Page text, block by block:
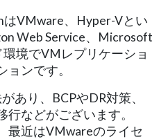
VMware、Hyper-Vとい
Web Service、Microsoft
境でVMレプリケーショ
ョンです。
あり、BCPやDR対策、
などがございます。
最近はVMwareのライセ